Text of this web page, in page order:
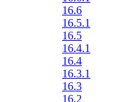
16.6
16.5.1
16.5
16.4.1
16.4
16.3.1
16.3
16.2